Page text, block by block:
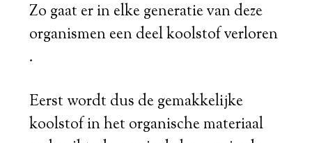
Zo gaat er in elke generatie van deze
organismen een deel koolstof verloren
.
Eerst wordt dus de gemakkelijke
koolstof in het organische materiaal